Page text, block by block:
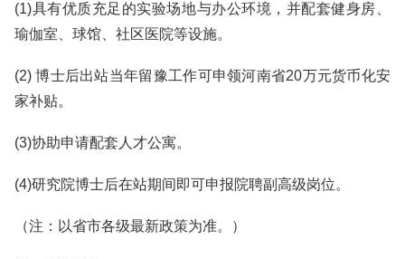
(1)具有优质充足的实验场地与办公环境，并配套健身房、
瑜伽室、球馆、社区医院等设施。
(2) 博士后出站当年留豫工作可申领河南省20万元货币化安
家补贴。
(3)协助申请配套人才公寓。
(4)研究院博士后在站期间即可申报院聘副高级岗位。
（注：以省市各级最新政策为准。）